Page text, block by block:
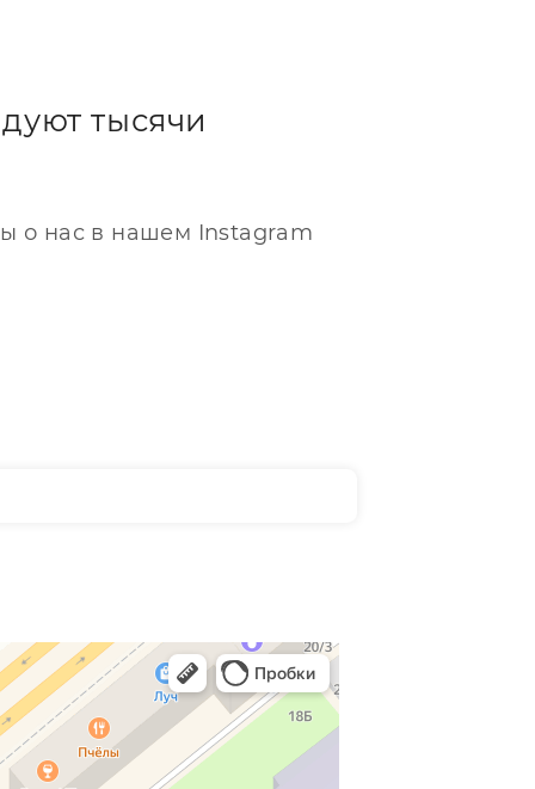
тысячи
о нас в нашем Instagram